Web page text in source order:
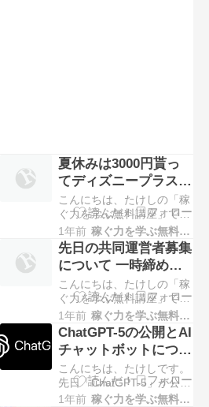
夏休みは3000円貰っ
てディズニープラス見
ました
こんにちは、たけしの「稼
ぐ力を学ぶ無料講座」で
す。 夏休みシーズンも、
もう終わりですね。 子供
が夏休み期間なので、7～8
月は動画サブスクの「ディ
ズニープラス」を利用して
たんですが、例によってキ
ャッシュバックサイトの
「ハピタス」を利用。 月
額1140円のプランを2か月
間登録したの…
1年前 稼ぐ力を学ぶ無料講座
先日の共同運営者募集
について 一時締め切
りました
こんにちは、たけしの「稼
ぐ力を学ぶ無料講座」で
す。 先日の、Webサイト
の共同運営者募集について
ですが、
https://kasegu.nkden.com/web-
join/ 思った以上の反応があ
り、募集から2日間であっ
という間に定員の3人が埋
1年前 稼ぐ力を学ぶ無料講座
ChatGPT-5の公開とAI
チャットボットについ
て
こんにちは、たけしです。
先日「ChatGPT-5」が公開
され、色んなところでニュ
1年前 稼ぐ力を学ぶ無料講座